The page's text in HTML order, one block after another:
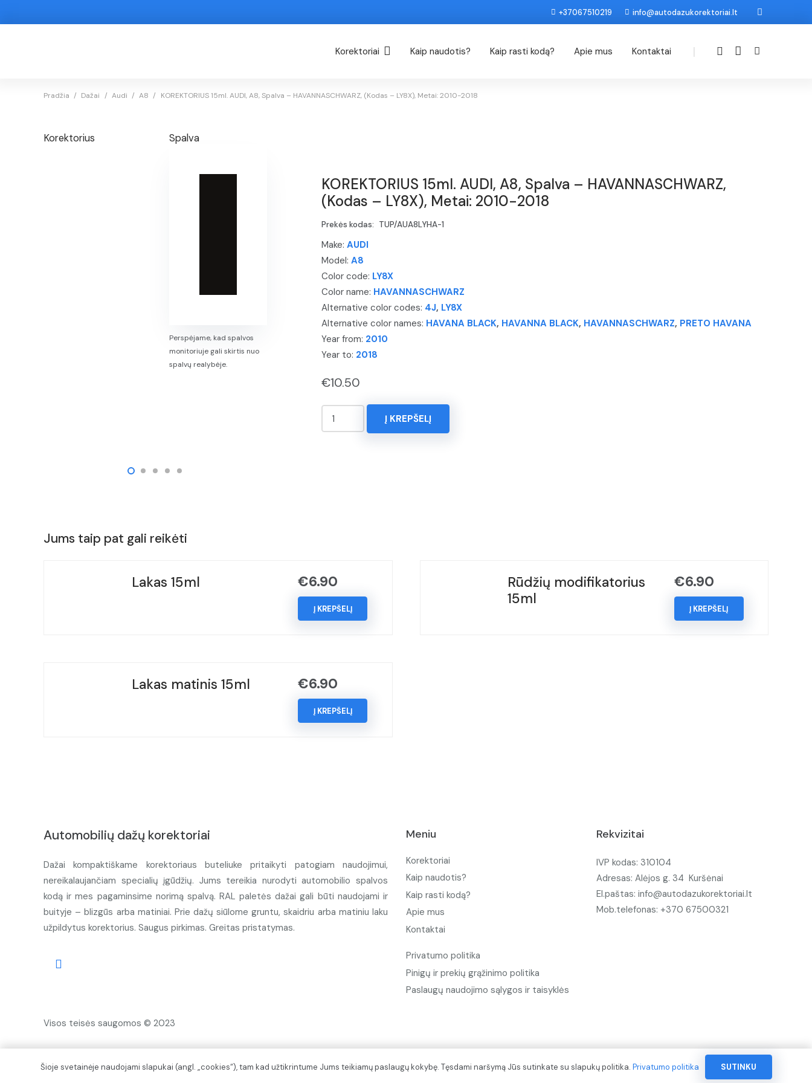
+37067510219 info@autodazukorektoriai.lt
Korektoriai Kaip naudotis? Kaip rasti kodą? Apie mus Kontaktai |
Pradžia / Dažai / Audi / A8 / KOREKTORIUS 15ml. AUDI, A8, Spalva – HAVANNASCHWARZ, (Kodas – LY8X), Metai: 2010-2018
Korektorius Spalva
Perspėjame, kad spalvos
monitoriuje gali skirtis nuo
spalvų realybėje.
KOREKTORIUS 15ml. AUDI, A8, Spalva – HAVANNASCHWARZ,
(Kodas – LY8X), Metai: 2010-2018
Prekės kodas: TUP/AUA8LYHA-1
Make: AUDI
Model: A8
Color code: LY8X
Color name: HAVANNASCHWARZ
Alternative color codes: 4J, LY8X
Alternative color names: HAVANA BLACK, HAVANNA BLACK, HAVANNASCHWARZ, PRETO HAVANA
Year from: 2010
Year to: 2018
€10.50
produkto
kiekis:
LY8X),
Į KREPŠELĮ
Jums taip pat gali reikėti
Lakas 15ml €6.90
Į KREPŠELĮ
Rūdžių modifikatorius
15ml
€6.90
Į KREPŠELĮ
Lakas matinis 15ml €6.90
Į KREPŠELĮ
Automobilių dažų korektoriai
Dažai kompaktiškame korektoriaus buteliuke pritaikyti patogiam naudojimui,
nereikalaujančiam specialių įgūdžių. Jums tereikia nurodyti automobilio spalvos
kodą ir mes pagaminsime norimą spalvą. RAL paletės dažai gali būti naudojami ir
buityje – blizgūs arba matiniai. Prie dažų siūlome gruntu, skaidriu arba matiniu laku
užpildytus korektorius. Saugus pirkimas. Greitas pristatymas.
Visos teisės saugomos © 2023
Meniu
Korektoriai
Kaip naudotis?
Kaip rasti kodą?
Apie mus
Kontaktai
Privatumo politika
Pinigų ir prekių grąžinimo politika
Paslaugų naudojimo sąlygos ir taisyklės
Rekvizitai
IVP kodas: 310104
Adresas: Alėjos g. 34 Kuršėnai
El.paštas: info@autodazukorektoriai.lt
Mob.telefonas: +370 67500321
Šioje svetainėje naudojami slapukai (angl. „cookies“), tam kad užtikrintume Jums teikiamų paslaugų kokybę. Tęsdami naršymą Jūs sutinkate su slapukų politika. Privatumo politika SUTINKU